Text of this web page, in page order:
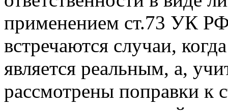
применением ст.73 УК
встречаются случаи,
является реальным, а,
рассмотрены поправки к